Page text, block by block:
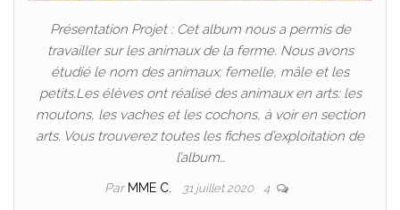
Présentation Projet : Cet album nous a permis de
travailler sur les animaux de la ferme. Nous avons
étudié le nom des animaux: femelle, mâle et les
petits.Les élèves ont réalisé des animaux en arts: les
moutons, les vaches et les cochons, à voir en section
arts. Vous trouverez toutes les fiches d’exploitation de
l’album…
Par MME C. 31 juillet 2020 4